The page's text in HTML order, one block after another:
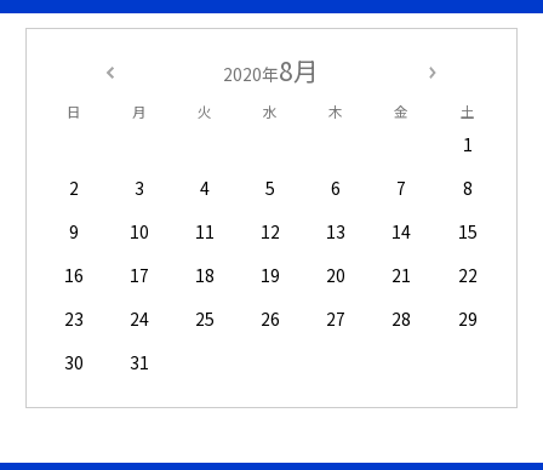
2020年8月
日 月 火 水 木 金 土
1
2
3 4 5 6 7
8
9
10 11 12 13 14
15
16
17 18 19 20 21
22
23
24 25 26 27 28
29
30
31